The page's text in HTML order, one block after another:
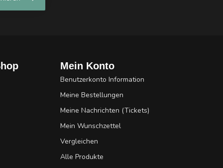
Mein Konto
Benutzerkonto Information
Meine Bestellungen
Meine Nachrichten (Tickets)
Mein Wunschzettel
Vergleichen
Alle Produkte